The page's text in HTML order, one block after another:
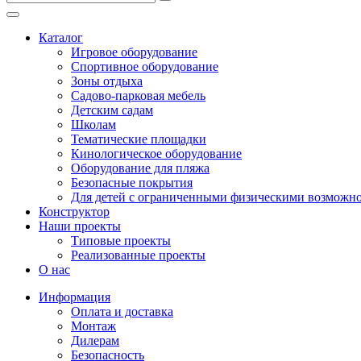
Безопасные покрытия
Игровые комплексы от 3 до 7 лет
Игровые комплексы от 5 до 12 лет
Горки
Игровые элементы
Качели балансирные
Качалки на пружине
Качели
Песочницы
Песочные городки
Детские столики и скамьи
Домики-беседки
Теневые навесы и сцены
Развивающие игровые элементы
ПДД для детей
Спортивное оборудование
Оборудование для пляжа
Безопасные покрытия
Для детей с ограниченными физическими
Каталог
Игровое оборудование
Спортивное оборудование
Зоны отдыха
Садово-парковая мебель
Детским садам
Школам
Тематические площадки
Кинологическое оборудование
Оборудование для пляжа
Безопасные покрытия
Для детей с ограниченными физическими
Конструктор
Наши проекты
Типовые проекты
Реализованные проекты
О нас
Информация
Оплата и доставка
Монтаж
Дилерам
Безопасность